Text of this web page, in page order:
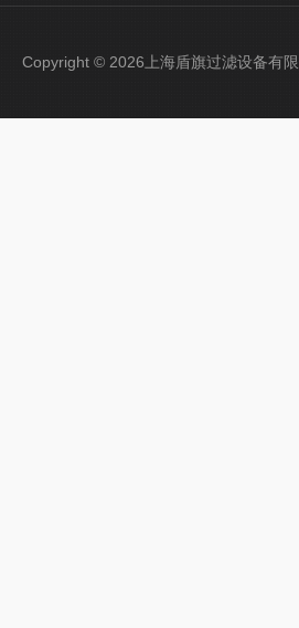
Copyright © 2026上海盾旗过滤设备有